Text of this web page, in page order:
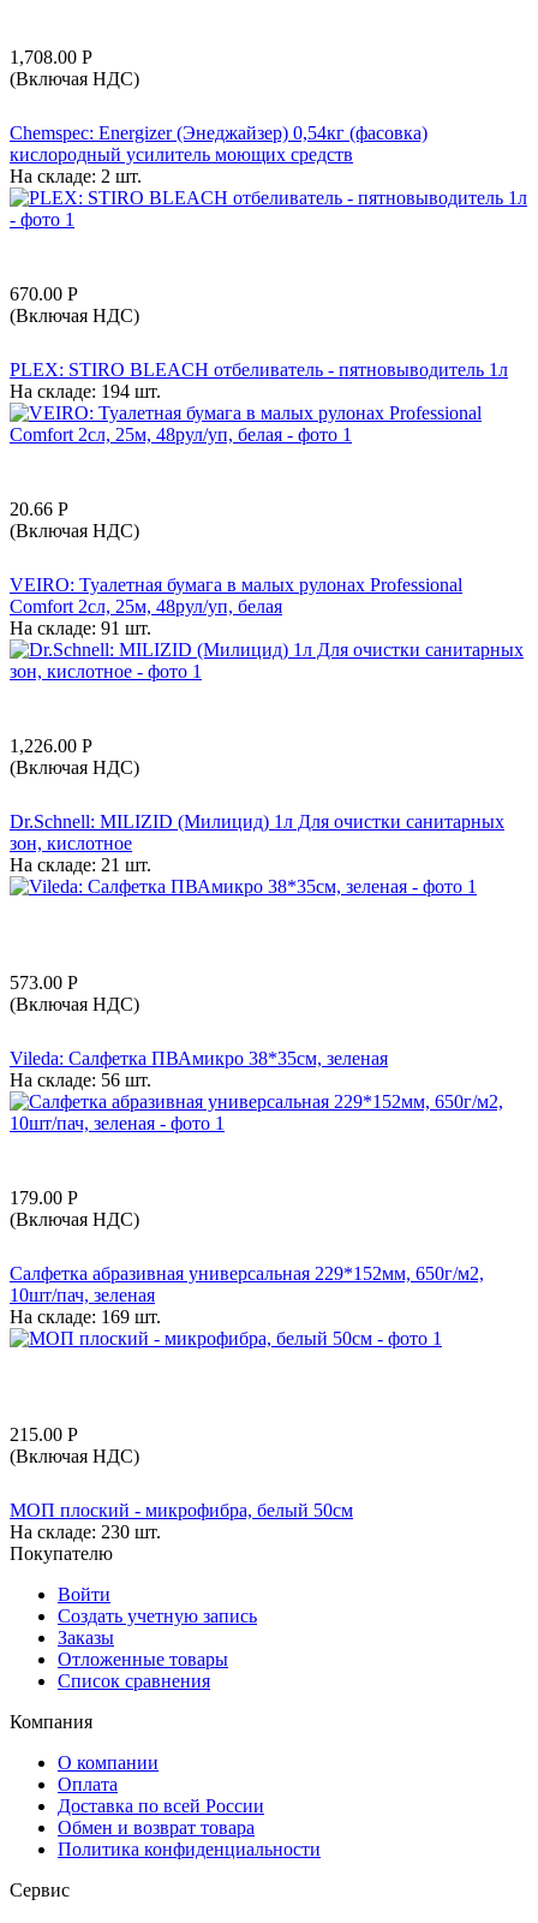
1,708.00 Р
(Включая НДС)
Chemspec: Energizer (Энеджайзер) 0,54кг (фасовка)
кислородный усилитель моющих средств
На складе: 2 шт.
670.00 Р
(Включая НДС)
PLEX: STIRO BLEACH отбеливатель - пятновыводитель 1л
На складе: 194 шт.
20.66 Р
(Включая НДС)
VEIRO: Туалетная бумага в малых рулонах Professional
Comfort 2сл, 25м, 48рул/уп, белая
На складе: 91 шт.
1,226.00 Р
(Включая НДС)
Dr.Schnell: MILIZID (Милицид) 1л Для очистки санитарных
зон, кислотное
На складе: 21 шт.
573.00 Р
(Включая НДС)
Vileda: Салфетка ПВАмикро 38*35см, зеленая
На складе: 56 шт.
179.00 Р
(Включая НДС)
Салфетка абразивная универсальная 229*152мм, 650г/м2,
10шт/пач, зеленая
На складе: 169 шт.
215.00 Р
(Включая НДС)
МОП плоский - микрофибра, белый 50см
На складе: 230 шт.
Покупателю
Войти
Создать учетную запись
Заказы
Отложенные товары
Список сравнения
Компания
О компании
Оплата
Доставка по всей России
Обмен и возврат товара
Политика конфиденциальности
Сервис